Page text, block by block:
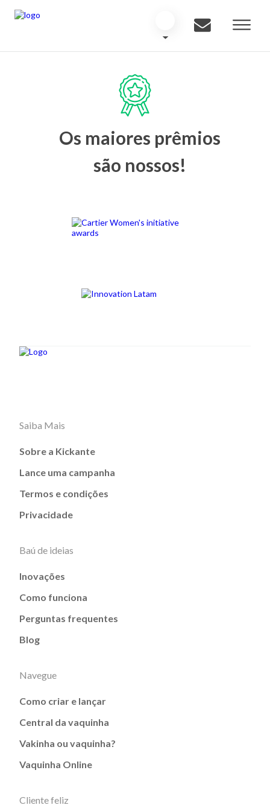
Os maiores prêmios
são nossos!
Saiba Mais
Sobre a Kickante
Lance uma campanha
Termos e condições
Privacidade
Baú de ideias
Inovações
Como funciona
Perguntas frequentes
Blog
Navegue
Como criar e lançar
Central da vaquinha
Vakinha ou vaquinha?
Vaquinha Online
Cliente feliz